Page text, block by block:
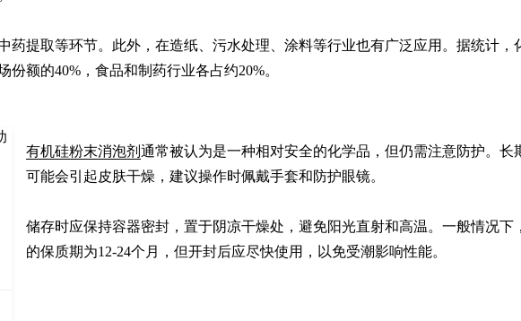
药提取等环节。此外，在造纸、污水处理、涂料等行业也有广泛应用。据统计，
额的40%，食品和制药行业各占约20%。
有机硅粉末消泡剂 通常被认为是一种相对安全的化学品，但仍需注意防护。长
可能会引起皮肤干燥，建议操作时佩戴手套和防护眼镜。
储存时应保持容器密封，置于阴凉干燥处，避免阳光直射和高温。一般情况下
的保质期为12-24个月，但开封后应尽快使用，以免受潮影响性能。